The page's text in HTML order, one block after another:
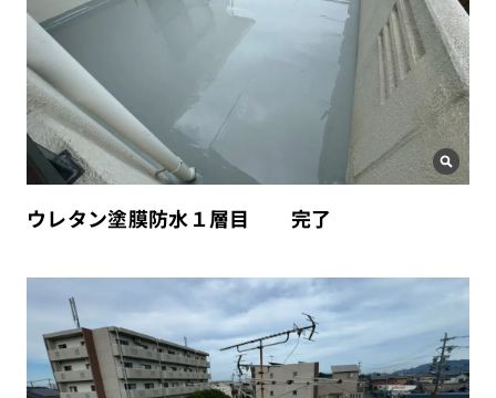
ウレタン塗膜防水１層目 完了